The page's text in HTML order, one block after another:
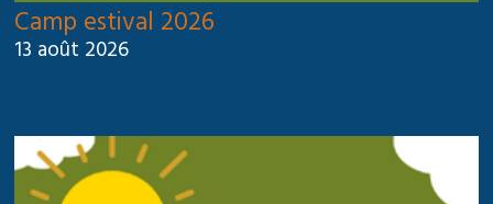
Camp estival 2026
13 août 2026